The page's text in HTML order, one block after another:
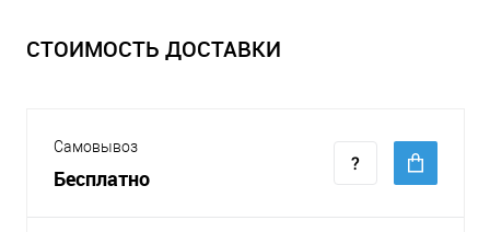
СТОИМОСТЬ ДОСТАВКИ
Самовывоз
Бесплатно